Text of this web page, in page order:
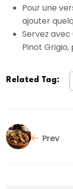
Pour une
ajouter
Servez
Pinot
Related Tag:
Prev